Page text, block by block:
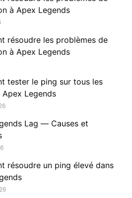
à Apex Legends
résoudre les problèmes de
à Apex Legends
tester le ping sur tous les
Apex Legends
Lag — Causes et
résoudre un ping élevé dans